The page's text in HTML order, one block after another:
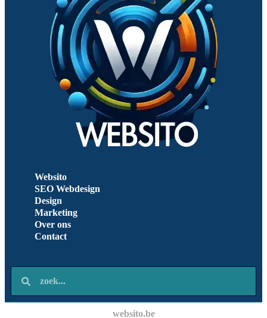
Websito
SEO Webdesign
Design
Marketing
Over ons
Contact
websito.be